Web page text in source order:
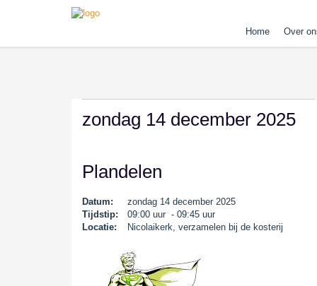
Home Over
zondag 14 december 2025
Plandelen
Datum:
zondag 14 december 2025
Tijdstip:
09:00 uur - 09:45 uur
Locatie:
Nicolaikerk, verzamelen bij de kosterij